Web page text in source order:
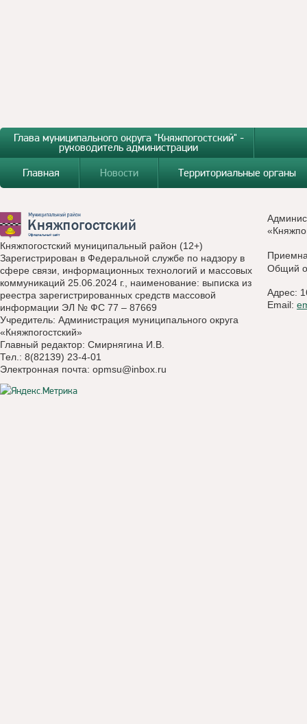
Глава муниципального округа "Княжпогостский" -
руководитель администрации
Главная
Новости Территориальные органы
Княжпогостский муниципальный район (12+)
Зарегистрирован в Федеральной службе по надзору в
сфере связи, информационных технологий и массовых
коммуникаций 25.06.2024 г., наименование: выписка из
реестра зарегистрированных средств массовой
информации ЭЛ № ФС 77 – 87669
Учредитель: Администрация муниципального округа
«Княжпогостский»
Главный редактор: Смирнягина И.В.
Тел.: 8(82139) 23-4-01
Электронная почта: opmsu@inbox.ru
Общий
Адрес:
Email: